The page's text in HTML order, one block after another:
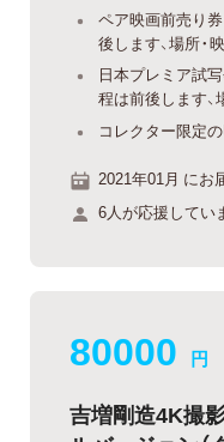
ペア映画前売り
後します、場所・
日本プレミア試
程は前後します、
コレクター限定
2021年01月 にお
6人が応援してい
80000 円
吉増剛造4K撮